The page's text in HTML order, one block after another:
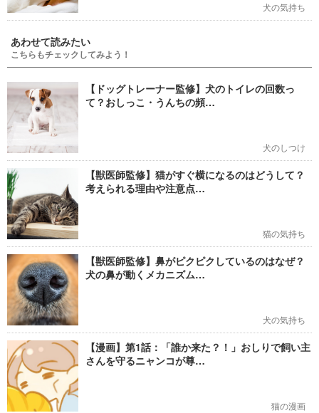
犬の気持ち
あわせて読みたい
こちらもチェックしてみよう！
【ドッグトレーナー監修】犬のトイレの回数っ
て？おしっこ・うんちの頻…
犬のしつけ
【獣医師監修】猫がすぐ横になるのはどうして？
考えられる理由や注意点…
猫の気持ち
【獣医師監修】鼻がピクピクしているのはなぜ？
犬の鼻が動くメカニズム…
犬の気持ち
【漫画】第1話：「誰か来た？！」おしりで飼い主
さんを守るニャンコが尊…
猫の漫画